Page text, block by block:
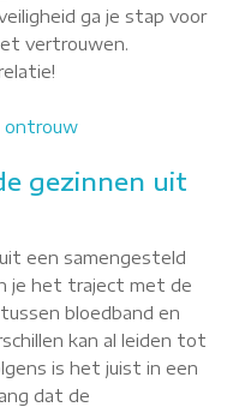
ga je stap voor
vertrouwen.
ontrouw
gezinnen uit
een samengesteld
je het traject met de
bloedband en
kan al leiden tot
is het juist in een
dat de